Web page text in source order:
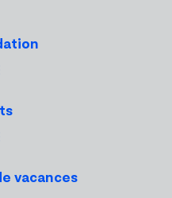
vacances